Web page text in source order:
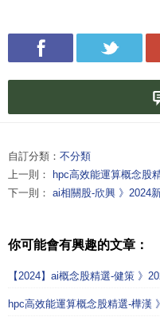
自訂分類： 不分類
上一則：
hpc高效能運算概念股
下一則： ai相關股-欣興 》2024
你可能會有興趣的文章：
【2024】ai概念股精選-健策 》
hpc高效能運算概念股精選-樺漢